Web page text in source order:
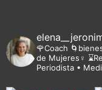
🌹Coach
de Mujeres♀️
Periodista •